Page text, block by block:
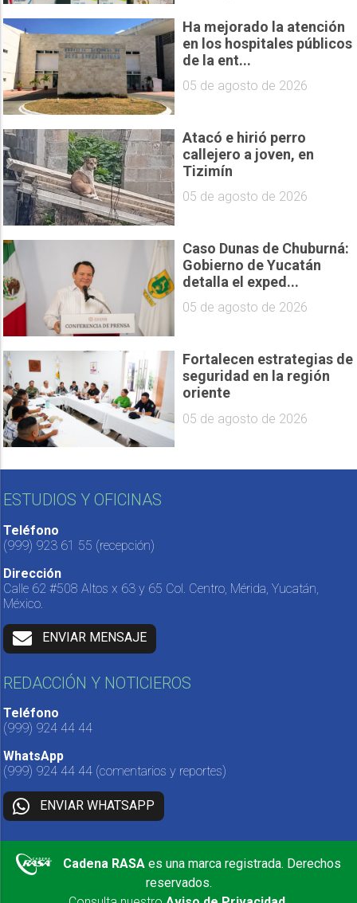
Ha mejorado la atención
en los hospitales públicos
de la ent...
05 de agosto de 2026
Atacó e hirió perro
callejero a joven, en
Tizimín
05 de agosto de 2026
Caso Dunas de Chuburná:
Gobierno de Yucatán
detalla el exped...
05 de agosto de 2026
Fortalecen estrategias de
seguridad en la región
oriente
05 de agosto de 2026
ESTUDIOS Y OFICINAS
Teléfono
(999) 923 61 55 (recepción)
Dirección
Calle 62 #508 Altos x 63 y 65 Col. Centro, Mérida, Yucatán,
México.
ENVIAR MENSAJE
REDACCIÓN Y NOTICIEROS
Teléfono
(999) 924 44 44
WhatsApp
(999) 924 44 44 (comentarios y reportes)
ENVIAR WHATSAPP
Cadena RASA es una marca registrada. Derechos
reservados.